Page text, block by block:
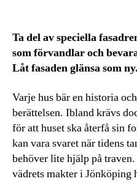
Ta del av speciella
som förvandlar och
Låt fasaden glänsa som
Varje hus bär en historia
berättelsen. Ibland krävs
för att huset ska återfå sin
kan vara svaret när tidens
behöver lite hjälp på
vädrets makter i Jönköping